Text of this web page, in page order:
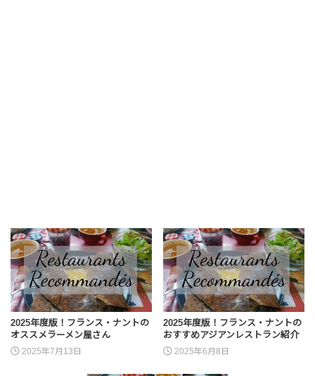
2025年度版！フランス・ナントの
オススメラーメン屋さん
2025年7月13日
2025年度版！フランス・ナントの
おすすめアジアンレストラン紹介
2025年6月8日